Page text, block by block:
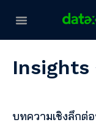
Insights
บทความเชิงลึกต่